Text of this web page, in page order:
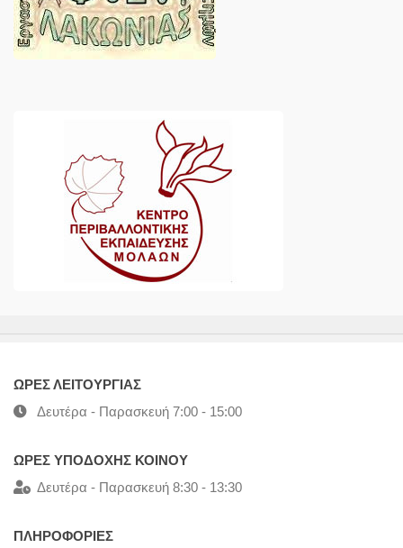
ΩΡΕΣ ΛΕΙΤΟΥΡΓΙΑΣ
Δευτέρα - Παρασκευή 7:00 - 15:00
ΩΡΕΣ ΥΠΟΔΟΧΗΣ ΚΟΙΝΟΥ
Δευτέρα - Παρασκευή 8:30 - 13:30
ΠΛΗΡΟΦΟΡΙΕΣ